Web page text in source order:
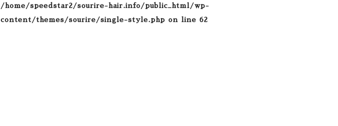
/home/speedstar2/sourire-hair.info/public_html/wp-
content/themes/sourire/single-style.php on line 62